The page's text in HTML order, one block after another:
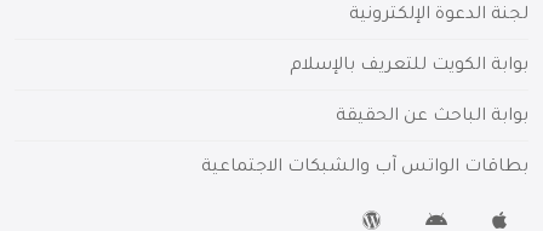
لجنة الدعوة الإلكترونية
بوابة الكويت للتعريف بالإسلام
بوابة الباحث عن الحقيقة
بطاقات الواتس آب والشبكات الاجتماعية